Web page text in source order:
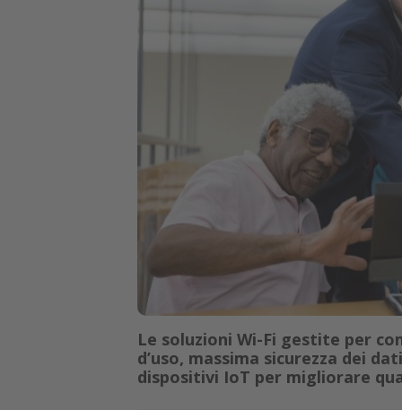
Le soluzioni Wi-Fi gestite per
d’uso, massima sicurezza dei
dispositivi IoT per migliorare